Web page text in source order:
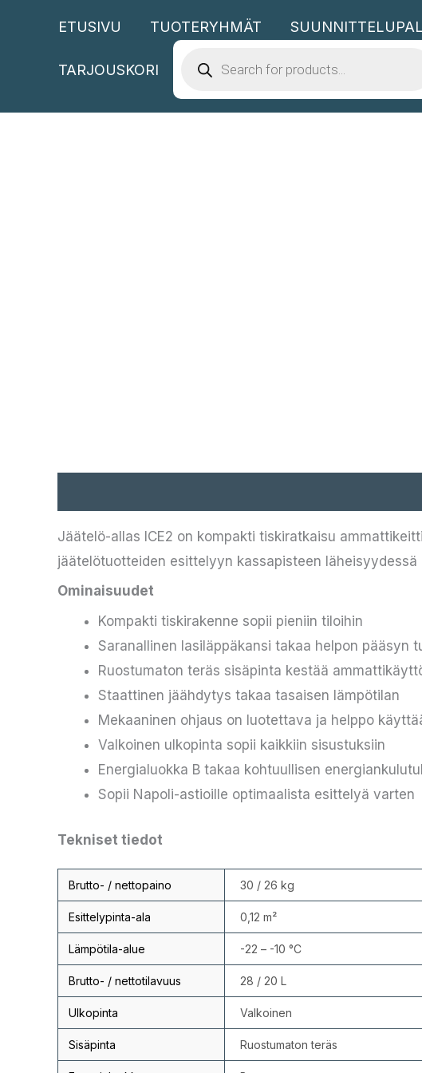
ETUSIVU TUOTERYHMÄT
TARJOUSKORI
SEARCH
Jäätelö-allas ICE2 on kompakti tiskiratkaisu
jäätelötuotteiden esittelyyn kassapisteen läheisyydessä
Ominaisuudet
Kompakti tiskirakenne sopii pieniin tiloihin
Saranallinen lasiläppäkansi takaa helpon pääsyn
Ruostumaton teräs sisäpinta kestää
Staattinen jäähdytys takaa tasaisen lämpötilan
Mekaaninen ohjaus on luotettava ja helppo
Valkoinen ulkopinta sopii kaikkiin sisustuksiin
Energialuokka B takaa kohtuullisen
Sopii Napoli-astioille optimaalista esittelyä varten
Tekniset tiedot
Brutto- / nettopaino 30 / 26 kg
Esittelypinta-ala 0,12 m²
Lämpötila-alue -22 – -10 °C
Brutto- / nettotilavuus 28 / 20 L
Ulkopinta Valkoinen
Sisäpinta Ruostumaton teräs